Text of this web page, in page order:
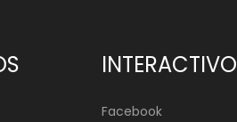
INTERACTIVO
Facebook